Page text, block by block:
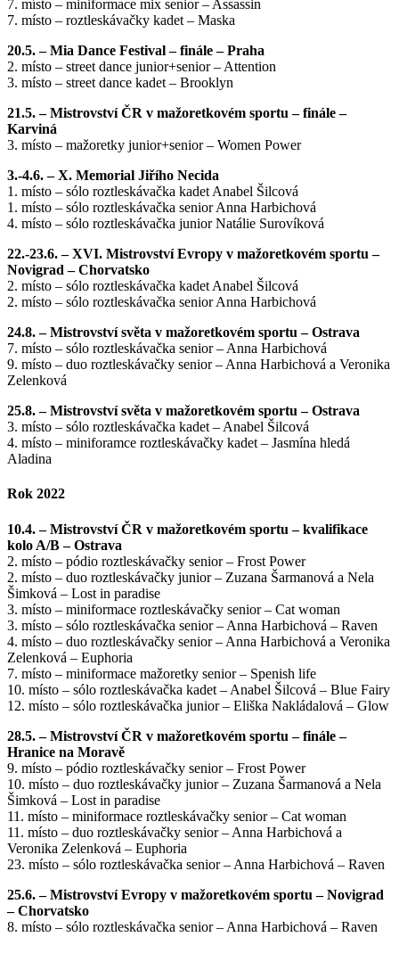
7. místo – miniformace mix senior – Assassin
7. místo – roztleskávačky kadet – Maska
20.5. – Mia Dance Festival – finále – Praha
2. místo – street dance junior+senior – Attention
3. místo – street dance kadet – Brooklyn
21.5. – Mistrovství ČR v mažoretkovém sportu – finále –
Karviná
3. místo – mažoretky junior+senior – Women Power
3.-4.6. – X. Memorial Jiřího Necida
1. místo – sólo roztleskávačka kadet Anabel Šilcová
1. místo – sólo roztleskávačka senior Anna Harbichová
4. místo – sólo roztleskávačka junior Natálie Surovíková
22.-23.6. – XVI. Mistrovství Evropy v mažoretkovém sportu –
Novigrad – Chorvatsko
2. místo – sólo roztleskávačka kadet Anabel Šilcová
2. místo – sólo roztleskávačka senior Anna Harbichová
24.8. – Mistrovství světa v mažoretkovém sportu – Ostrava
7. místo – sólo roztleskávačka senior – Anna Harbichová
9. místo – duo roztleskávačky senior – Anna Harbichová a Veronika
Zelenková
25.8. – Mistrovství světa v mažoretkovém sportu – Ostrava
3. místo – sólo roztleskávačka kadet – Anabel Šilcová
4. místo – miniforamce roztleskávačky kadet – Jasmína hledá
Aladina
Rok 2022
10.4. – Mistrovství ČR v mažoretkovém sportu – kvalifikace
kolo A/B – Ostrava
2. místo – pódio roztleskávačky senior – Frost Power
2. místo – duo roztleskávačky junior – Zuzana Šarmanová a Nela
Šimková – Lost in paradise
3. místo – miniformace roztleskávačky senior – Cat woman
3. místo – sólo roztleskávačka senior – Anna Harbichová – Raven
4. místo – duo roztleskávačky senior – Anna Harbichová a Veronika
Zelenková – Euphoria
7. místo – miniformace mažoretky senior – Spenish life
10. místo – sólo roztleskávačka kadet – Anabel Šilcová – Blue Fairy
12. místo – sólo roztleskávačka junior – Eliška Nakládalová – Glow
28.5. – Mistrovství ČR v mažoretkovém sportu – finále –
Hranice na Moravě
9. místo – pódio roztleskávačky senior – Frost Power
10. místo – duo roztleskávačky junior – Zuzana Šarmanová a Nela
Šimková – Lost in paradise
11. místo – miniformace roztleskávačky senior – Cat woman
11. místo – duo roztleskávačky senior – Anna Harbichová a
Veronika Zelenková – Euphoria
23. místo – sólo roztleskávačka senior – Anna Harbichová – Raven
25.6. – Mistrovství Evropy v mažoretkovém sportu – Novigrad
– Chorvatsko
8. místo – sólo roztleskávačka senior – Anna Harbichová – Raven